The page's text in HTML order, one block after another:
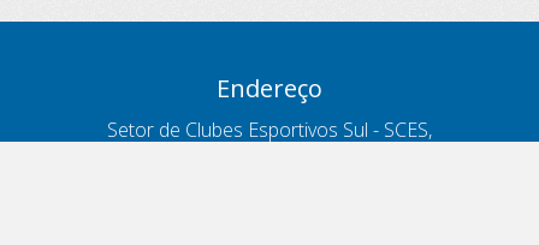
Endereço
Setor de Clubes Esportivos Sul - SCES,